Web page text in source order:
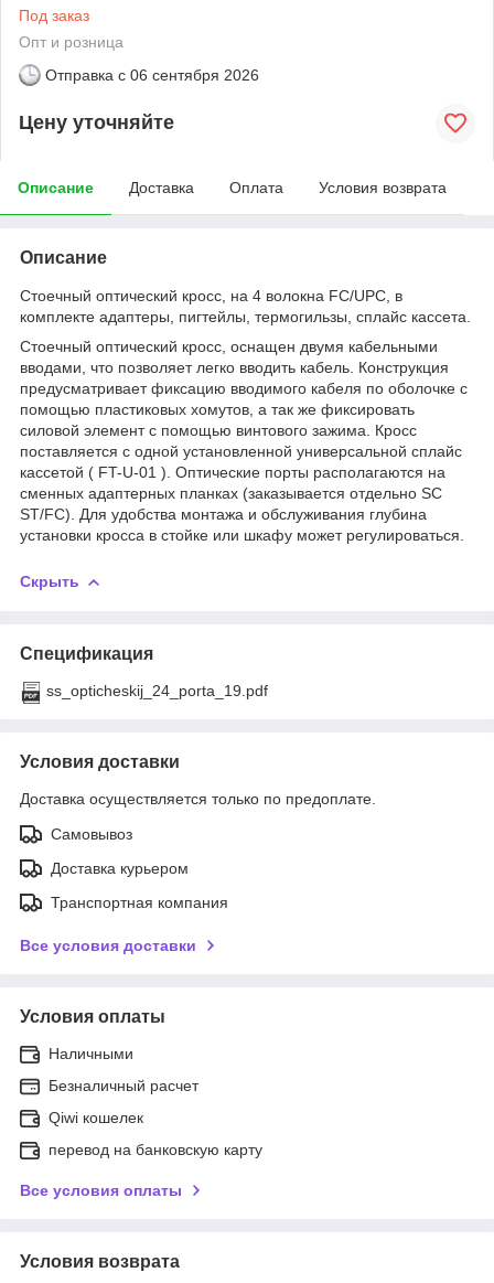
Под заказ
Опт и розница
Отправка с 06 сентября 2026
Цену уточняйте
Описание Доставка Оплата Условия возврата
Описание
Стоечный оптический кросс, на 4 волокна FC/UPC, в
комплекте адаптеры, пигтейлы, термогильзы, сплайс кассета.
Стоечный оптический кросс, оснащен двумя кабельными
вводами, что позволяет легко вводить кабель. Конструкция
предусматривает фиксацию вводимого кабеля по оболочке с
помощью пластиковых хомутов, а так же фиксировать
силовой элемент с помощью винтового зажима. Кросc
поставляется с одной установленной универсальной сплайс
кассетой ( FT-U-01 ). Оптические порты располагаются на
сменных адаптерных планках (заказывается отдельно SC
ST/FC). Для удобства монтажа и обслуживания глубина
установки кросса в стойке или шкафу может регулироваться.
Скрыть
Спецификация
ss_opticheskij_24_porta_19.pdf
Условия доставки
Доставка осуществляется только по предоплате.
Самовывоз
Доставка курьером
Транспортная компания
Все условия доставки
Условия оплаты
Наличными
Безналичный расчет
Qiwi кошелек
перевод на банковскую карту
Все условия оплаты
Условия возврата